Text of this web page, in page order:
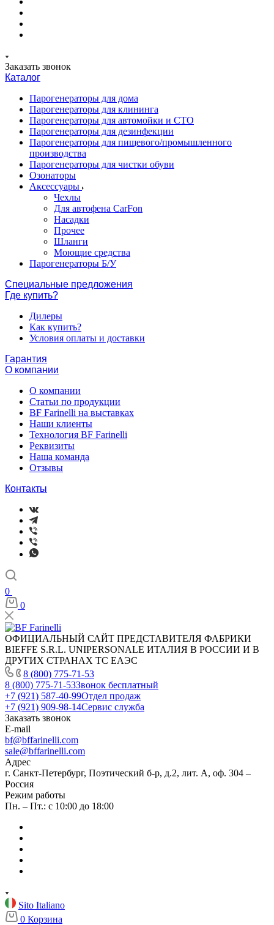
Заказать звонок
Каталог
Парогенераторы для дома
Парогенераторы для клининга
Парогенераторы для автомойки и СТО
Парогенераторы для дезинфекции
Парогенераторы для пищевого/промышленного
производства
Парогенераторы для чистки обуви
Озонаторы
Аксессуары
Чехлы
Для автофена CarFon
Насадки
Прочее
Шланги
Моющие средства
Парогенераторы Б/У
Специальные предложения
Где купить?
Дилеры
Как купить?
Условия оплаты и доставки
Гарантия
О компании
О компании
Статьи по продукции
BF Farinelli на выставках
Наши клиенты
Технология BF Farinelli
Реквизиты
Наша команда
Отзывы
Контакты
0
0
ОФИЦИАЛЬНЫЙ САЙТ ПРЕДСТАВИТЕЛЯ ФАБРИКИ
BIEFFE S.R.L. UNIPERSONALE ИТАЛИЯ В РОССИИ И В
ДРУГИХ СТРАНАХ ТС ЕАЭС
8 (800) 775-71-53
8 (800) 775-71-53Звонок бесплатный
+7 (921) 587-40-99Отдел продаж
+7 (921) 909-98-14Сервис служба
Заказать звонок
E-mail
bf@bffarinelli.com
sale@bffarinelli.com
Адрес
г. Санкт-Петербург, Поэтический б-р, д.2, лит. А, оф. 304 –
Россия
Режим работы
Пн. – Пт.: с 10:00 до 18:00
Sito Italiano
0 Корзина